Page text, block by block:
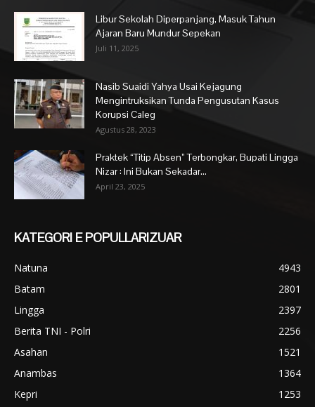
Libur Sekolah Diperpanjang, Masuk Tahun
Ajaran Baru Mundur Sepekan
Juli 11, 2025
Nasib Suaidi Yahya Usai Kejagung
Mengintruksikan Tunda Pengusutan Kasus
Korupsi Caleg
Agustus 28, 2023
Praktek “Titip Absen” Terbongkar, Bupati Lingga
Nizar : Ini Bukan Sekadar...
April 23, 2025
KATEGORI E POPULLARIZUAR
Natuna
4943
Batam
2801
Lingga
2397
Berita TNI - Polri
2256
Asahan
1521
Anambas
1364
Kepri
1253